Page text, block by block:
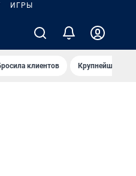
ИГРЫ
клиентов Крупнейшие